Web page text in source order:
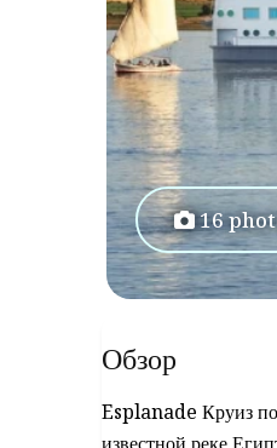
16
Обзор
Esplanade Круиз по